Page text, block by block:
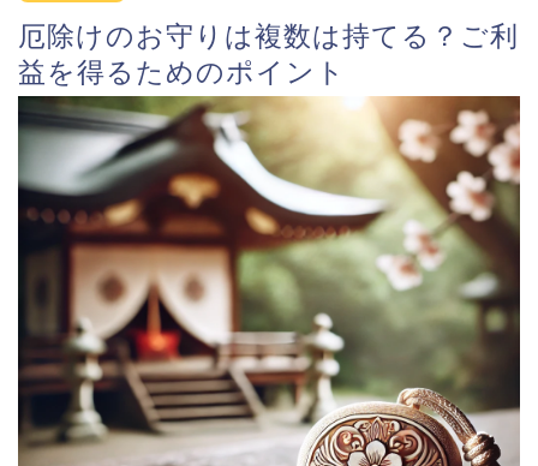
厄除けのお守りは複数は持てる？ご利
益を得るためのポイント